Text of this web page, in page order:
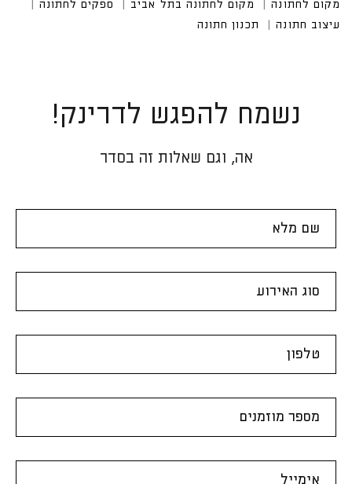
נשמח להפגש לדרינק!
אה, וגם שאלות זה בסדר